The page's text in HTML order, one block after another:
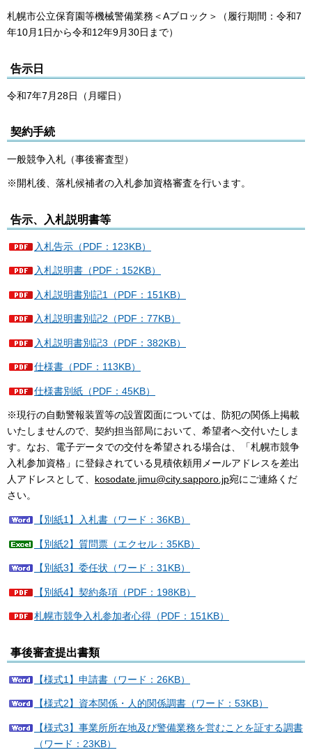
札幌市公立保育園等機械警備業務＜Aブロック＞（履行期間：令和7
年10月1日から令和12年9月30日まで）
告示日
令和7年7月28日（月曜日）
契約手続
一般競争入札（事後審査型）
※開札後、落札候補者の入札参加資格審査を行います。
告示、入札説明書等
入札告示（PDF：123KB）
入札説明書（PDF：152KB）
入札説明書別記1（PDF：151KB）
入札説明書別記2（PDF：77KB）
入札説明書別記3（PDF：382KB）
仕様書（PDF：113KB）
仕様書別紙（PDF：45KB）
※現行の自動警報装置等の設置図面については、防犯の関係上掲載
いたしませんので、契約担当部局において、希望者へ交付いたしま
す。なお、電子データでの交付を希望される場合は、「札幌市競争
入札参加資格」に登録されている見積依頼用メールアドレスを差出
人アドレスとして、 kosodate.jimu@city.sapporo.jp宛にご連絡くだ
さい。
【別紙1】入札書（ワード：36KB）
【別紙2】質問票（エクセル：35KB）
【別紙3】委任状（ワード：31KB）
【別紙4】契約条項（PDF：198KB）
札幌市競争入札参加者心得（PDF：151KB）
事後審査提出書類
【様式1】申請書（ワード：26KB）
【様式2】資本関係・人的関係調書（ワード：53KB）
【様式3】事業所所在地及び警備業務を営むことを証する調書
（ワード：23KB）